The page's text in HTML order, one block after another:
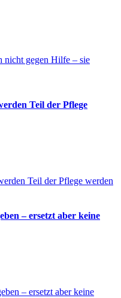
Teil der Pflege
– ersetzt aber keine